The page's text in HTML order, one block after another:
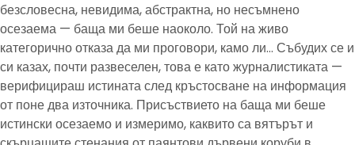
безсловесна, невидима, абстрактна, но несъмнено
осезаема — баща ми беше наоколо. Той на живо
категорично отказа да ми проговори, камо ли… Събудих се и
си казах, почти развеселен, това е като журналистиката —
верифицираш истината след кръстосване на информация
от поне два източника. Присъствието на баща ми беше
истински осезаемо и измеримо, каквито са вятърът и